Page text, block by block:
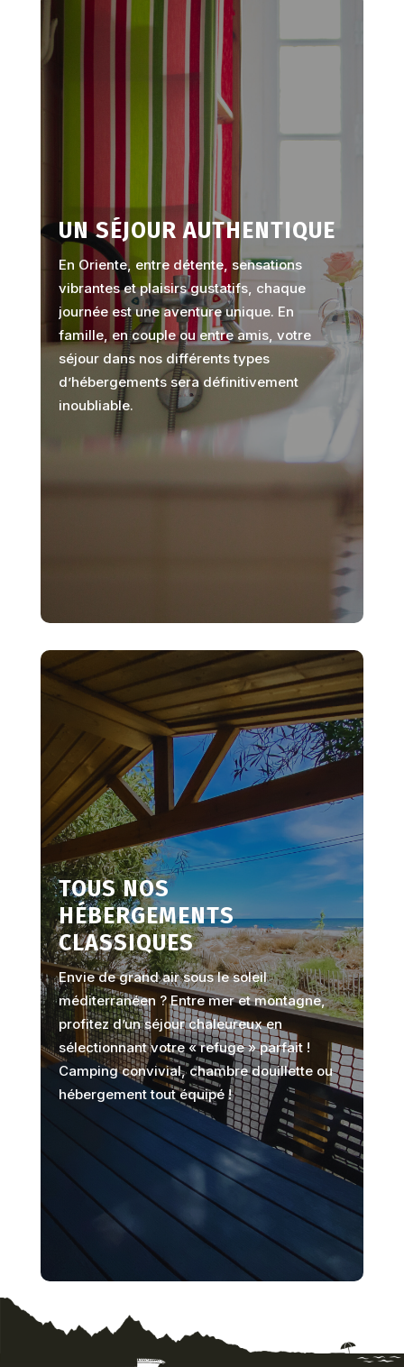
UN SÉJOUR AUTHENTIQUE
En Oriente, entre détente, sensations
vibrantes et plaisirs gustatifs, chaque
journée est une aventure unique. En
famille, en couple ou entre amis, votre
séjour dans nos différents types
d’hébergements sera définitivement
inoubliable.
TOUS NOS
HÉBERGEMENTS
CLASSIQUES
Envie de grand air sous le soleil
méditerranéen ? Entre mer et montagne,
profitez d’un séjour chaleureux en
sélectionnant votre « refuge » parfait !
Camping convivial, chambre douillette ou
hébergement tout équipé !